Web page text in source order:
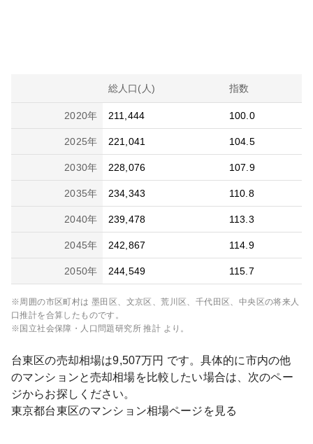
総人口(人) 指数
2020年 211,444 100.0
2025年 221,041 104.5
2030年 228,076 107.9
2035年 234,343 110.8
2040年 239,478 113.3
2045年 242,867 114.9
2050年 244,549 115.7
※周囲の市区町村は 墨田区、文京区、荒川区、千代田区、中央区の将来人
口推計を合算したものです。
※国立社会保障・人口問題研究所 推計 より。
台東区の売却相場は9,507万円 です。具体的に市内の他
のマンションと売却相場を比較したい場合は、次のペー
ジからお探しください。
東京都台東区のマンション相場ページを見る